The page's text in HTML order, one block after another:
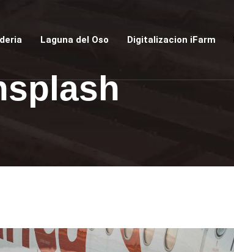
Laguna del Oso Digitalizacion iFarm